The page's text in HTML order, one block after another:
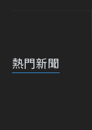
熱門新聞